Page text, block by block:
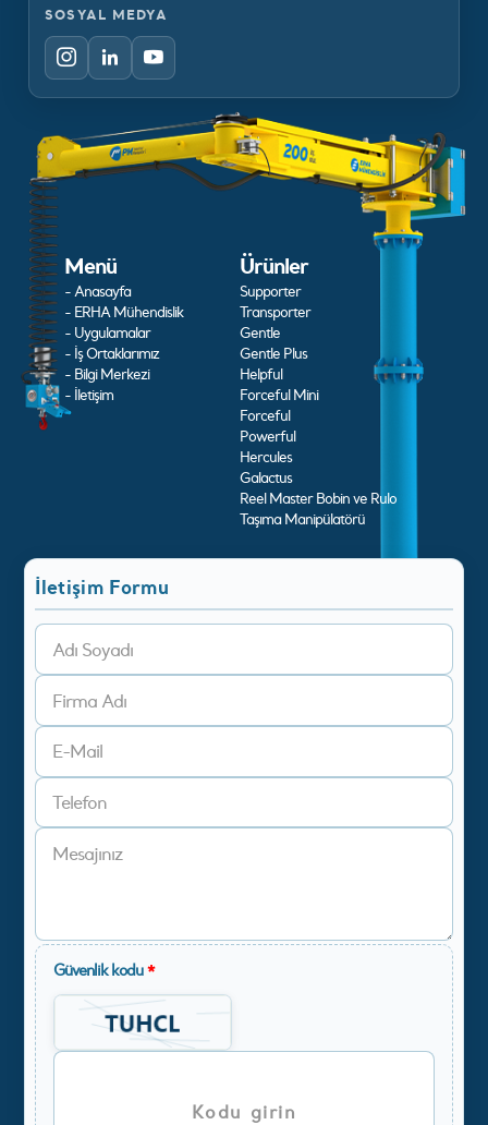
SOSYAL MEDYA
Menü
- Anasayfa
- ERHA Mühendislik
- Uygulamalar
- İş Ortaklarımız
- Bilgi Merkezi
- İletişim
Ürünler
Supporter
Transporter
Gentle
Gentle Plus
Helpful
Forceful Mini
Forceful
Powerful
Hercules
Galactus
Reel Master Bobin ve Rulo
Taşıma Manipülatörü
İletişim Formu
Güvenlik kodu*